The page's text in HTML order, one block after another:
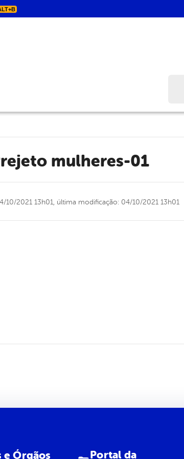
prejeto mulheres-01
10/2021 13h01, última modificação: 04/10/2021 13h01
e Órgãos
Portal da